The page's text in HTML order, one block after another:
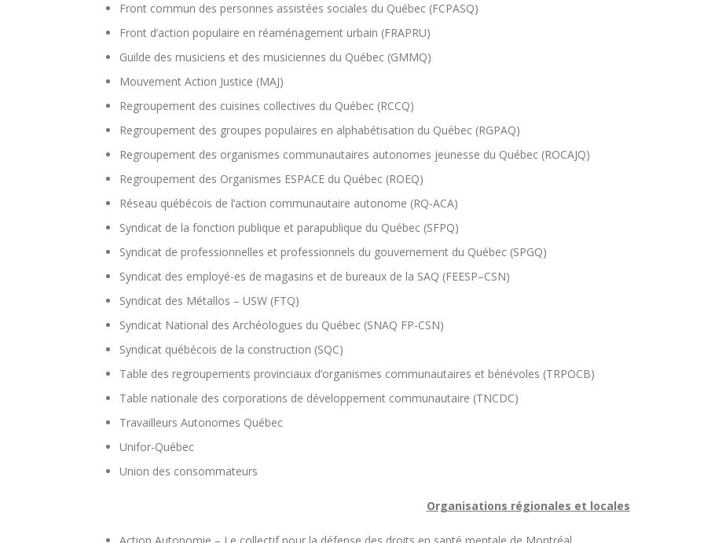
Front commun des personnes assistées sociales du Québec (FCPASQ)
Front d’action populaire en réaménagement urbain (FRAPRU)
Guilde des musiciens et des musiciennes du Québec (GMMQ)
Mouvement Action Justice (MAJ)
Regroupement des cuisines collectives du Québec (RCCQ)
Regroupement des groupes populaires en alphabétisation du Québec (RGPAQ)
Regroupement des organismes communautaires autonomes jeunesse du Québec (ROCAJQ)
Regroupement des Organismes ESPACE du Québec (ROEQ)
Réseau québécois de l’action communautaire autonome (RQ-ACA)
Syndicat de la fonction publique et parapublique du Québec (SFPQ)
Syndicat de professionnelles et professionnels du gouvernement du Québec (SPGQ)
Syndicat des employé-es de magasins et de bureaux de la SAQ (FEESP–CSN)
Syndicat des Métallos – USW (FTQ)
Syndicat National des Archéologues du Québec (SNAQ FP-CSN)
Syndicat québécois de la construction (SQC)
Table des regroupements provinciaux d’organismes communautaires et bénévoles (TRPOCB)
Table nationale des corporations de développement communautaire (TNCDC)
Travailleurs Autonomes Québec
Unifor-Québec
Union des consommateurs
Organisations régionales et locales